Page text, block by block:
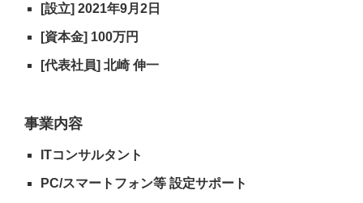
[設立] 2021年9月2日
[資本金] 100万円
[代表社員] 北崎 伸一
事業内容
ITコンサルタント
PC/スマートフォン等 設定サポート